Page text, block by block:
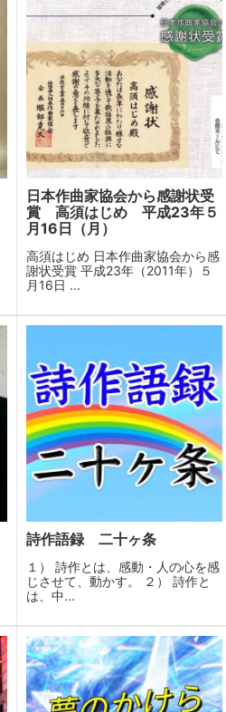
日本作曲家協会から感謝状受
賞 高須はじめ 平成23年５
月16日（月）
高須はじめ 日本作曲家協会から感
謝状受賞 平成23年（2011年）５
月16日 ...
詩作語録 二十ヶ条
１） 詩作とは、感動・人の心を感
じさせて、動かす。 ２） 詩作と
は、中...